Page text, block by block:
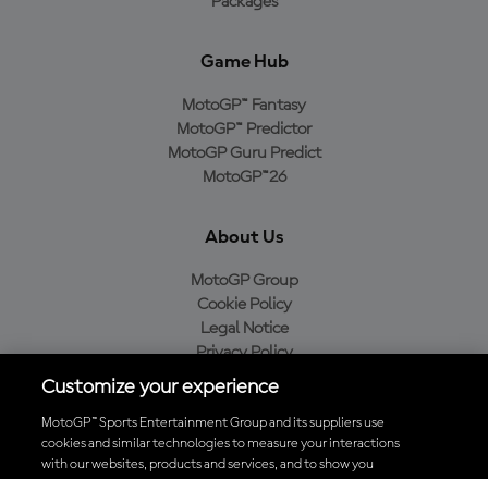
Game Hub
MotoGP™ Fantasy
MotoGP™ Predictor
MotoGP Guru Predict
MotoGP™26
About Us
MotoGP Group
Cookie Policy
Legal Notice
Privacy Policy
Purchase Policy
Baixe o aplicativo oficial da MotoGP™
Customize your experience
MotoGP™ Sports Entertainment Group and its suppliers use
cookies and similar technologies to measure your interactions
with our websites, products and services, and to show you